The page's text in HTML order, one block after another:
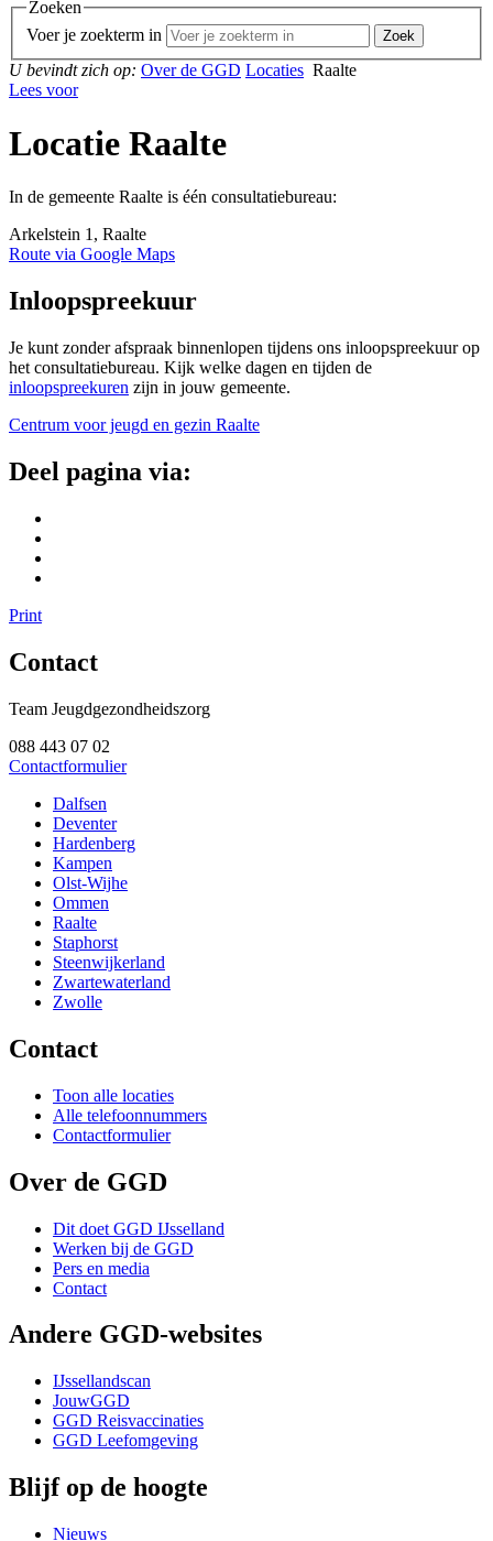
Zoeken
Voer je zoekterm in
U bevindt zich op: Over de GGD Locaties Raalte
Lees voor
Locatie Raalte
In de gemeente Raalte is één consultatiebureau:
Arkelstein 1, Raalte
Route via Google Maps
Inloopspreekuur
Je kunt zonder afspraak binnenlopen tijdens ons inloopspreekuur op
het consultatiebureau. Kijk welke dagen en tijden de
inloopspreekuren zijn in jouw gemeente.
Centrum voor jeugd en gezin Raalte
Deel pagina via:
Print
Contact
Team Jeugdgezondheidszorg
088 443 07 02
Contactformulier
Dalfsen
Deventer
Hardenberg
Kampen
Olst-Wijhe
Ommen
Raalte
Staphorst
Steenwijkerland
Zwartewaterland
Zwolle
Contact
Toon alle locaties
Alle telefoonnummers
Contactformulier
Over de GGD
Dit doet GGD IJsselland
Werken bij de GGD
Pers en media
Contact
Andere GGD-websites
IJssellandscan
JouwGGD
GGD Reisvaccinaties
GGD Leefomgeving
Blijf op de hoogte
Nieuws